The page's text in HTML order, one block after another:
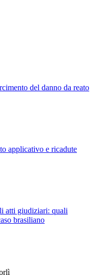
del danno da reato
applicativo e ricadute
atti giudiziari: quali
brasiliano